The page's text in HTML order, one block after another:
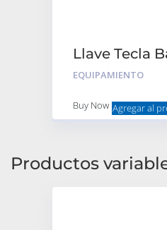
Llave Tecla
2v/3cv/
EQUIPAMIENTO
Buy Now Agregar al
Productos